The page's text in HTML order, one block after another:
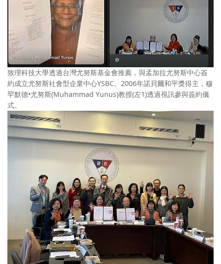
致理科技大學透過台灣尤努斯基金會推薦，與孟加拉尤努斯中心簽
約成立尤努斯社會型企業中心YSBC。2006年諾貝爾和平獎得主，穆
罕默德•尤努斯(Muhammad Yunus)教授(左1)透過視訊參與簽約儀
式。